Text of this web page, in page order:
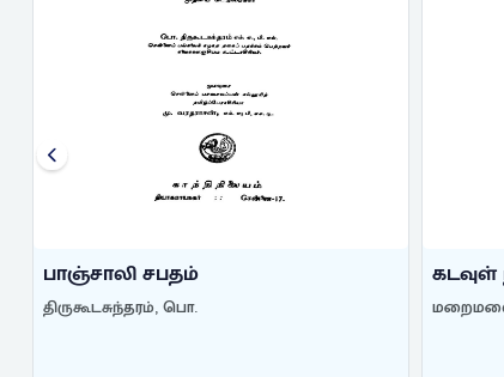
பாஞ்சாலி சபதம்
திருகூடசுந்தரம், பொ.